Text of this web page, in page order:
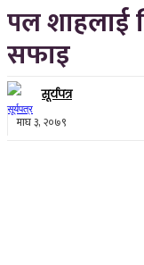
पल शाहलाई
सफाइ
सूर्यपत्र
माघ ३, २०७९